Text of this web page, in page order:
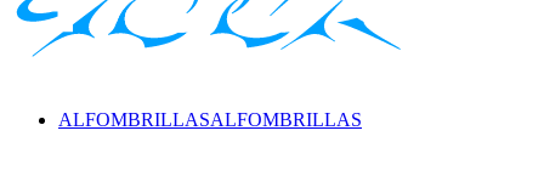
ALFOMBRILLASALFOMBRILLAS